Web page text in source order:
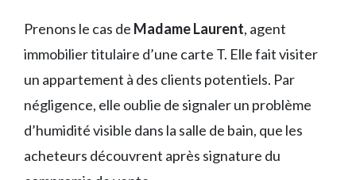
Prenons le cas de Madame Laurent, agent
immobilier titulaire d’une carte T. Elle fait visiter
un appartement à des clients potentiels. Par
négligence, elle oublie de signaler un problème
d’humidité visible dans la salle de bain, que les
acheteurs découvrent après signature du